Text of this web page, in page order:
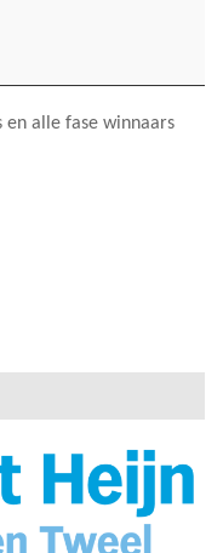
en alle fase winnaars